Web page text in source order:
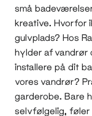
små
kreative. Hvorfor
gulvplads? Hos
hylder af vandrør
installere på dit
vores vandrør?
garderobe. Bare
selvfølgelig, føler